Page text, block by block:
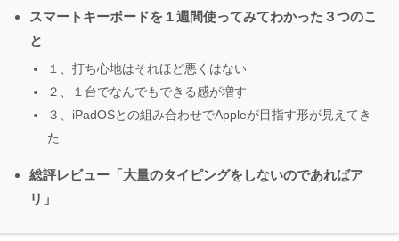
スマートキーボードを１週間使ってみてわかった３つのこ
と
１、打ち心地はそれほど悪くはない
２、１台でなんでもできる感が増す
３、iPadOSとの組み合わせでAppleが目指す形が見えてき
た
総評レビュー「大量のタイピングをしないのであればア
リ」